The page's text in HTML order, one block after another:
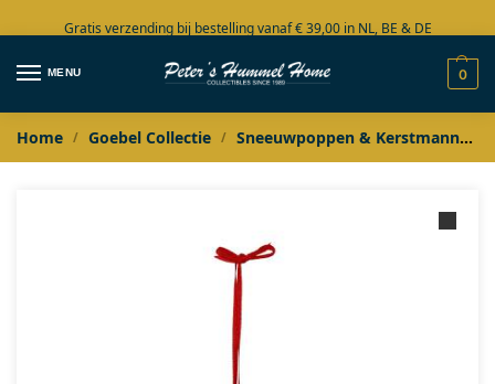
Gratis verzending bij bestelling vanaf € 39,00 in NL, BE & DE
Grote collectie in voorraad
MENU 0
Home / Goebel Collectie / Sneeuwpoppen & Kerstmannen